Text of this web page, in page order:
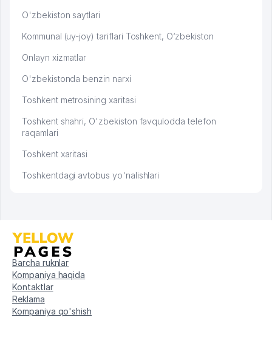
O'zbekiston saytlari
Kommunal (uy-joy) tariflari Toshkent, O‘zbekiston
Onlayn xizmatlar
O'zbekistonda benzin narxi
Toshkent metrosining xaritasi
Toshkent shahri, O'zbekiston favqulodda telefon
raqamlari
Toshkent xaritasi
Toshkentdagi avtobus yo'nalishlari
Barcha ruknlar
Kompaniya haqida
Kontaktlar
Reklama
Kompaniya qo'shish